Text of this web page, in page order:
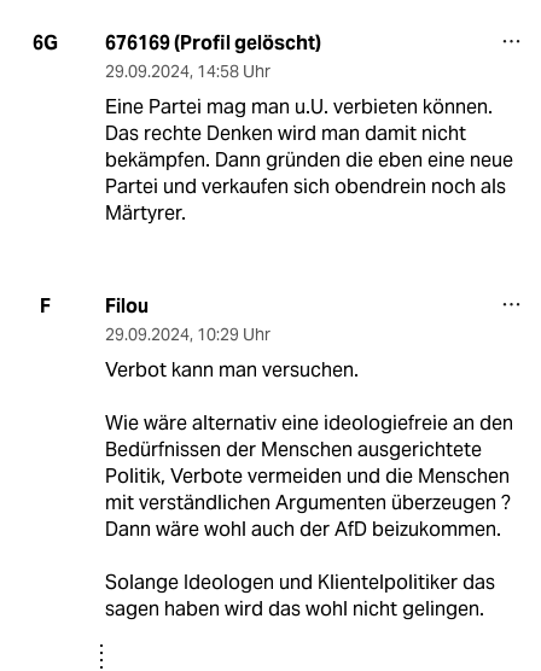
6G 676169 (Profil gelöscht)
29.09.2024, 14:58 Uhr
Eine Partei mag man u.U. verbieten können.
Das rechte Denken wird man damit nicht
bekämpfen. Dann gründen die eben eine neue
Partei und verkaufen sich obendrein noch als
Märtyrer.
F Filou
29.09.2024, 10:29 Uhr
Verbot kann man versuchen.
Wie wäre alternativ eine ideologiefreie an den
Bedürfnissen der Menschen ausgerichtete
Politik, Verbote vermeiden und die Menschen
mit verständlichen Argumenten überzeugen ?
Dann wäre wohl auch der AfD beizukommen.
Solange Ideologen und Klientelpolitiker das
sagen haben wird das wohl nicht gelingen.